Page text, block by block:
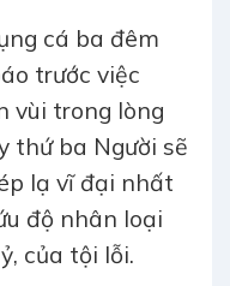
cá ba đêm
trước việc
vùi trong lòng
thứ ba Người sẽ
lạ vĩ đại nhất
độ nhân loại
của tội lỗi.